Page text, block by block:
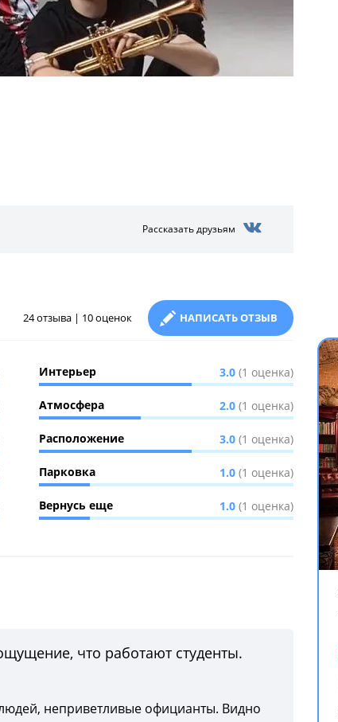
Рассказать друзьям
24 отзыва | 10 оценок НАПИСАТЬ ОТЗЫВ
Интерьер 3.0 (1 оценка)
Атмосфера 2.0 (1 оценка)
Расположение 3.0 (1 оценка)
Парковка 1.0 (1 оценка)
Вернусь еще 1.0 (1 оценка)
что работают студенты.
неприветливые официанты. Видно